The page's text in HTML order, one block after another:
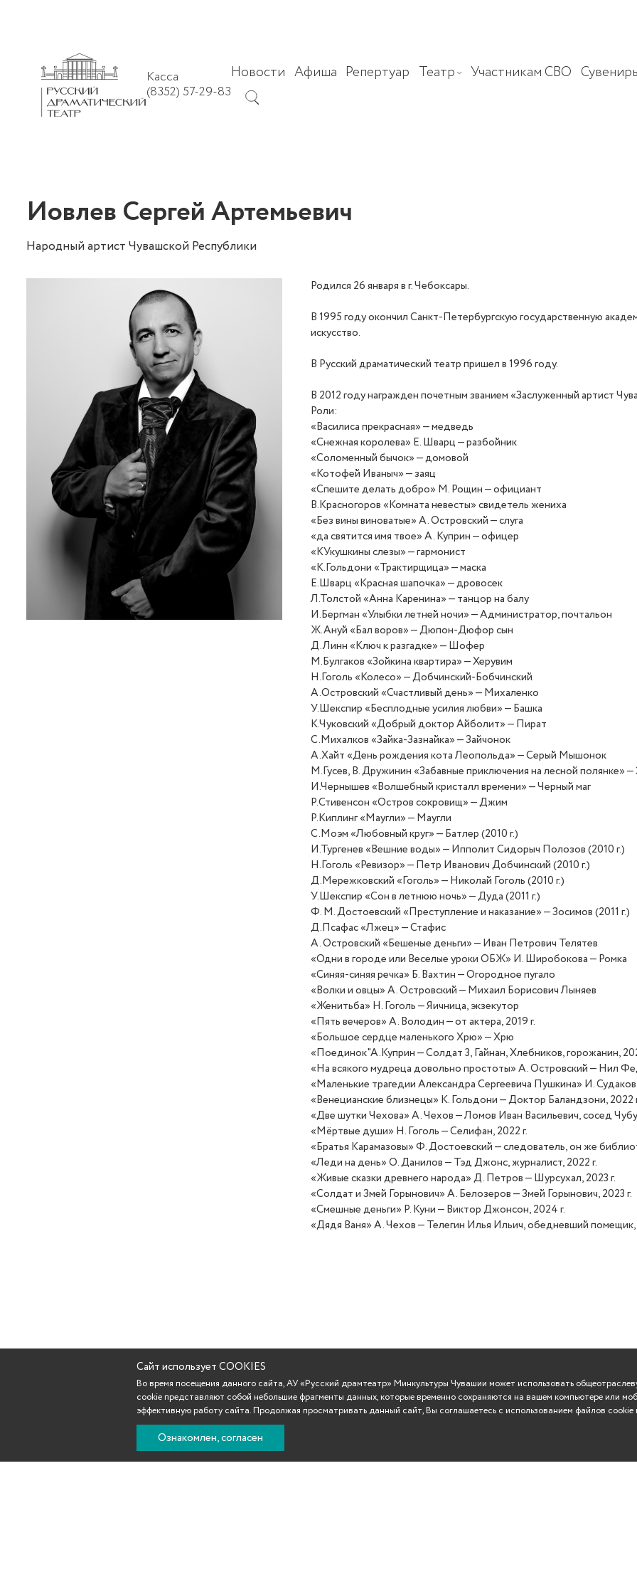
Касса
(8352) 57-29-83
Новости Афиша Репертуар Театр Участникам СВО
Иовлев Сергей Артемьевич
Народный артист Чувашской Республики
Родился 26 января в г. Чебоксары.
В 1995 году окончил Санкт-Петербургскую государственную
искусство.
В Русский драматический театр пришел в 1996 году.
В 2012 году награжден почетным званием«Заслуженный артист
Роли:
«Василиса прекрасная» — медведь
«Снежная королева» Е. Шварц — разбойник
«Соломенный бычок» — домовой
«Котофей Иваныч» — заяц
«Спешите делать добро» М. Рощин — официант
В.Красногоров«Комната невесты» свидетель жениха
«Без вины виноватые» А. Островский — слуга
«да святится имя твое» А. Куприн — офицер
«КУкушкины слезы» — гармонист
«К.Гольдони«Трактирщица» — маска
Е.Шварц«Красная шапочка» — дровосек
Л.Толстой«Анна Каренина» — танцор на балу
И.Бергман«Улыбки летней ночи» — Администратор, почтальон
Ж.Ануй«Бал воров» — Дюпон-Дюфор сын
Д.Линн«Ключ к разгадке» — Шофер
М.Булгаков«Зойкина квартира» — Херувим
Н.Гоголь«Колесо» — Добчинский-Бобчинский
А.Островский«Счастливый день» — Михаленко
У.Шекспир«Бесплодные усилия любви» — Башка
К.Чуковский«Добрый доктор Айболит» — Пират
С.Михалков«Зайка-Зазнайка» — Зайчонок
А.Хайт«День рождения кота Леопольда» — Серый Мышонок
М.Гусев, В. Дружинин«Забавные приключения на лесной полянке» —
И.Чернышев«Волшебный кристалл времени» — Черный маг
Р.Стивенсон«Остров сокровищ» — Джим
Р.Киплинг«Маугли» — Маугли
С.Моэм«Любовный круг» — Батлер(2010 г.)
И.Тургенев«Вешние воды» — Ипполит Сидорыч Полозов(2010 г.)
Н.Гоголь«Ревизор» — Петр Иванович Добчинский(2010 г.)
Д.Мережковский«Гоголь» — Николай Гоголь(2010 г.)
У.Шекспир«Сон в летнюю ночь» — Дуда(2011 г.)
Ф. М. Достоевский«Преступление и наказание» — Зосимов(2011 г.)
Д.Псафас«Лжец» — Стафис
А. Островский«Бешеные деньги» — Иван Петрович Телятев
«Одни в городе или Веселые уроки ОБЖ» И. Широбокова — Ромка
«Синяя-синяя речка» Б. Вахтин — Огородное пугало
«Волки и овцы» А. Островский — Михаил Борисович Лыняев
«Женитьба» Н. Гоголь — Яичница, экзекутор
«Пять вечеров» А. Володин — от актера, 2019 г.
«Большое сердце маленького Хрю» — Хрю
«Поединок"А.Куприн — Солдат 3, Гайнан, Хлебников, горожанин,
«На всякого мудреца довольно простоты» А. Островский — Нил
«Маленькие трагедии Александра Сергеевича Пушкина» И.
«Венецианские близнецы» К. Гольдони — Доктор Баландзони, 2022
«Две шутки Чехова» А. Чехов — Ломов Иван Васильевич, сосед
«Мёртвые души» Н. Гоголь — Селифан, 2022 г.
«Братья Карамазовы» Ф. Достоевский — следователь, он же
«Леди на день» О. Данилов — Тэд Джонс, журналист, 2022 г.
«Живые сказки древнего народа» Д. Петров — Шурсухал, 2023 г.
«Солдат и Змей Горынович» А. Белозеров — Змей Горынович, 2023 г.
«Смешные деньги» Р. Куни — Виктор Джонсон, 2024 г.
«Дядя Ваня» А. Чехов — Телегин Илья Ильич, обедневший помещик,
Сайт использует COOKIES
Во время посещения данного сайта, АУ «Русский драмтеатр» Минкультуры Чувашии может использовать
cookie представляют собой небольшие фрагменты данных, которые временно сохраняются на вашем компьютере или
эффективную работу сайта. Продолжая просматривать данный сайт, Вы соглашаетесь с использованием файлов cookie
Ознакомлен, согласен